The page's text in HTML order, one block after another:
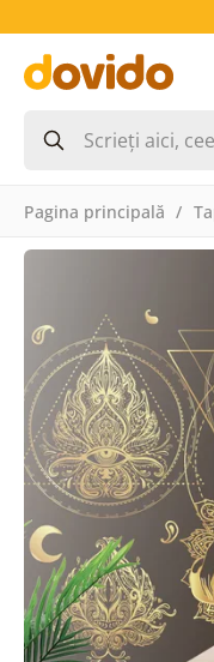
Pagina principală